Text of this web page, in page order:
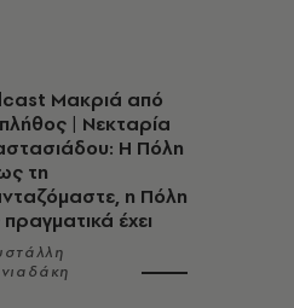
Μακριά από
| Νεκταρία
Η Πόλη
τη
η Πόλη
έχει